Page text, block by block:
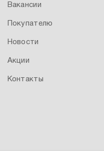
Вакансии
Покупателю
Новости
Акции
Контакты